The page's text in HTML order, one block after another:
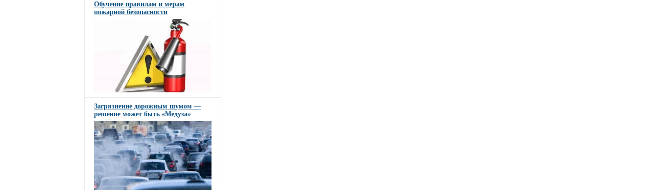
Обучение правилам и мерам
пожарной безопасности
Загрязнение дорожным шумом —
решение может быть «Медуза»